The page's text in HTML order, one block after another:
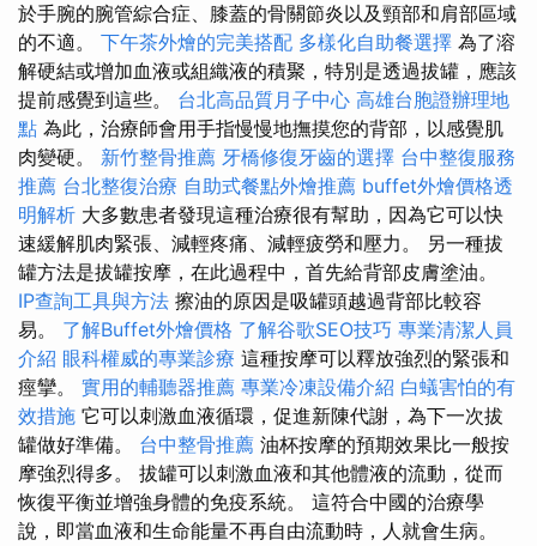
於手腕的腕管綜合症、膝蓋的骨關節炎以及頸部和肩部區域
的不適。 下午茶外燴的完美搭配 多樣化自助餐選擇 為了溶
解硬結或增加血液或組織液的積聚，特別是透過拔罐，應該
提前感覺到這些。 台北高品質月子中心 高雄台胞證辦理地
點 為此，治療師會用手指慢慢地撫摸您的背部，以感覺肌
肉變硬。 新竹整骨推薦 牙橋修復牙齒的選擇 台中整復服務
推薦 台北整復治療 自助式餐點外燴推薦 buffet外燴價格透
明解析 大多數患者發現這種治療很有​​幫助，因為它可以快
速緩解肌肉緊張、減輕疼痛、減輕疲勞和壓力。 另一種拔
罐方法是拔罐按摩，在此過程中，首先給背部皮膚塗油。
IP查詢工具與方法 擦油的原因是吸罐頭越過背部比較容
易。 了解Buffet外燴價格 了解谷歌SEO技巧 專業清潔人員
介紹 眼科權威的專業診療 這種按摩可以釋放強烈的緊張和
痙攣。 實用的輔聽器推薦 專業冷凍設備介紹 白蟻害怕的有
效措施 它可以刺激血液循環，促進新陳代謝，為下一次拔
罐做好準備。 台中整骨推薦 油杯按摩的預期效果比一般按
摩強烈得多。 拔罐可以刺激血液和其他體液的流動，從而
恢復平衡並增強身體的免疫系統。 這符合中國的治療學
說，即當血液和生命能量不再自由流動時，人就會生病。